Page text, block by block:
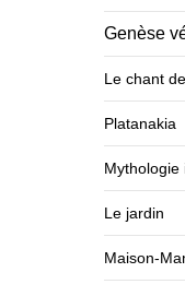
Genèse
Le chant
Platanakia
Mythologie
Le jardin
Maison-